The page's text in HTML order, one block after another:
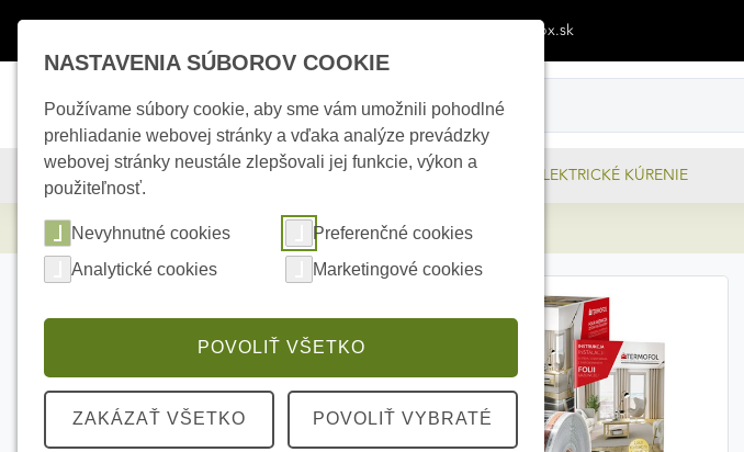
eshop@izimpx.sk
KAMEROVÉ SYSTÉMY ZABEZPEČOVACIE SYSTÉMY ELEKTRICKÉ KÚRENIE
Elektrické kúrenie TF305-60-H5 - 1m² - 50m²
NASTAVENIA SÚBOROV COOKIE
Používame súbory cookie, aby sme vám umožnili pohodlné
prehliadanie webovej stránky a vďaka analýze prevádzky
webovej stránky neustále zlepšovali jej funkcie, výkon a
použiteľnosť.
Nevyhnutné cookies
Preferenčné cookies
Analytické cookies
Marketingové cookies
POVOLIŤ VŠETKO
ZAKÁZAŤ VŠETKO POVOLIŤ VYBRATÉ